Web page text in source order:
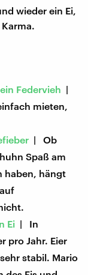
wieder ein Ei,
Federvieh |
mieten,
| Ob
Spaß am
haben, hängt
Ei | In
pro Jahr. Eier
stabil. Mario